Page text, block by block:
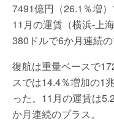
7491億円（26.1％増
11月の運賃（横浜-上
380ドルで6か月連続の
復航は重量ベースで
スでは14.4％増加の1
った。11月の運賃は
か月連続のプラス。